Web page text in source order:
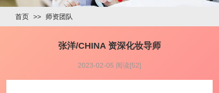
首页 >> 师资团队
张洋/CHINA 资深化妆导师
2023-02-05 阅读[52]